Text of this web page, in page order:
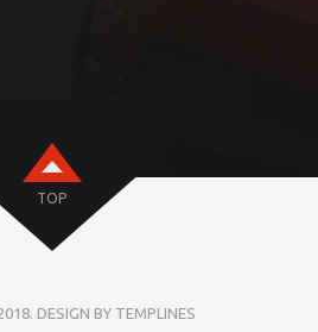
TOP
DESIGN BY TEMPLINES